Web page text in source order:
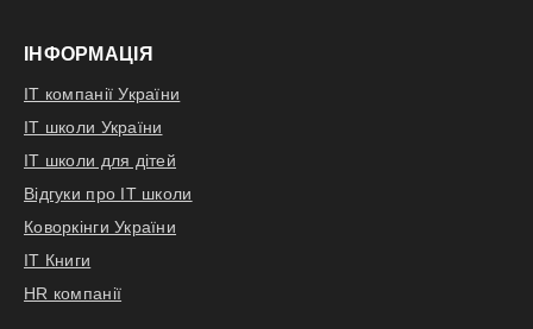
ІНФОРМАЦІЯ
IT компанії України
IT школи України
IT школи для дітей
Відгуки про IT школи
Коворкінги України
IT Книги
HR компанії